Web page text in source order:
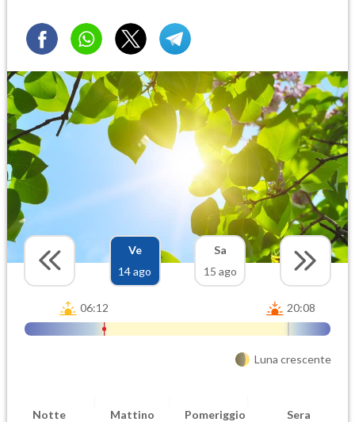
Ve
14 ago
Sa
15 ago
06:12 20:08
Luna crescente
Notte Mattino Pomeriggio Sera